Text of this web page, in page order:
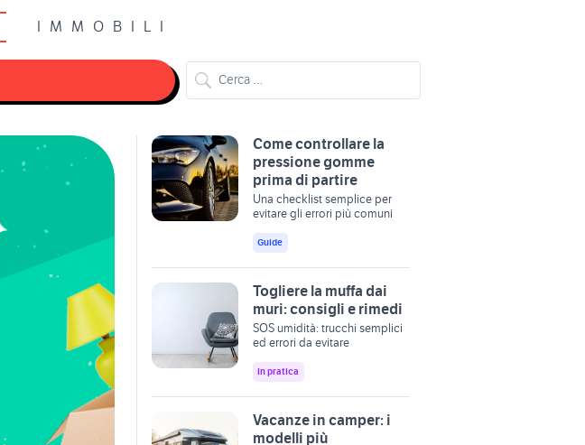
IMMOBILI
Come controllare la
pressione gomme
prima di partire
Una checklist semplice per
evitare gli errori più comuni
Guide
Togliere la muffa dai
muri: consigli e rimedi
SOS umidità: trucchi semplici
ed errori da evitare
In pratica
Vacanze in camper: i
modelli più